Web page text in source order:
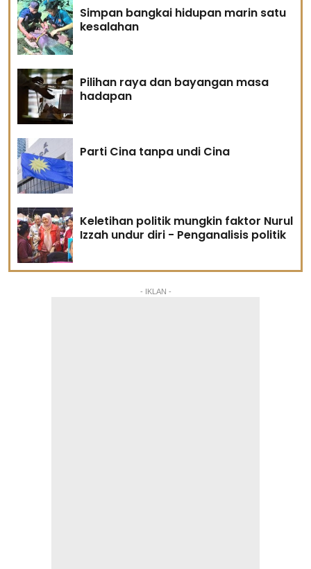
Simpan bangkai hidupan marin satu
kesalahan
Pilihan raya dan bayangan masa
hadapan
Parti Cina tanpa undi Cina
Keletihan politik mungkin faktor Nurul
Izzah undur diri - Penganalisis politik
- IKLAN -